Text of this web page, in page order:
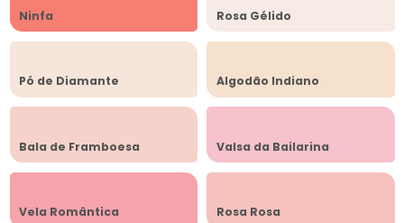
Ninfa Rosa Gélido
Pó de Diamante Algodão Indiano
Bala de Framboesa Valsa da Bailarina
Vela Romântica Rosa Rosa